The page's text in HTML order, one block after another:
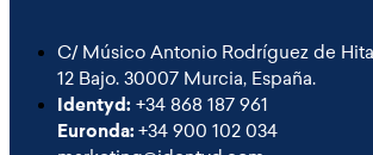
C/ Músico Antonio Rodríguez de
12 Bajo. 30007 Murcia, España.
Identyd: +34 868 187 961
Euronda: +34 900 102 034